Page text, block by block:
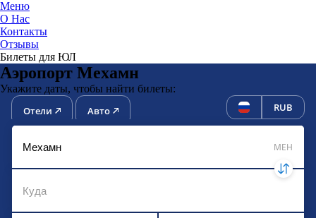
Меню
О Нас
Контакты
Отзывы
Билеты для ЮЛ
Аэропорт Мехамн
Укажите даты, чтобы найти билеты:
Отели Авто RUB
MEH